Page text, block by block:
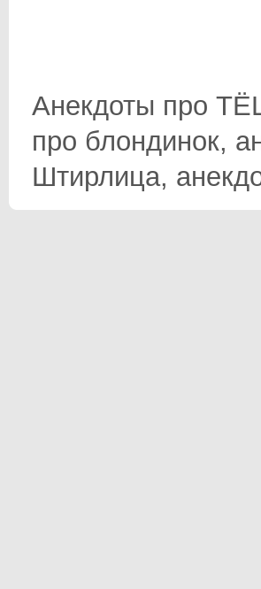
Анекдоты про
про блондинок,
Штирлица,